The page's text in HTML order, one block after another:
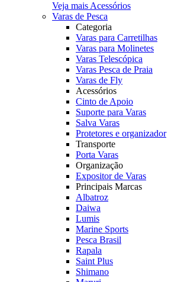
Veja mais Acessórios
Varas de Pesca
Categoria
Varas para Carretilhas
Varas para Molinetes
Varas Telescópica
Varas Pesca de Praia
Varas de Fly
Acessórios
Cinto de Apoio
Suporte para Varas
Salva Varas
Protetores e organizador
Transporte
Porta Varas
Organização
Expositor de Varas
Principais Marcas
Albatroz
Daiwa
Lumis
Marine Sports
Pesca Brasil
Rapala
Saint Plus
Shimano